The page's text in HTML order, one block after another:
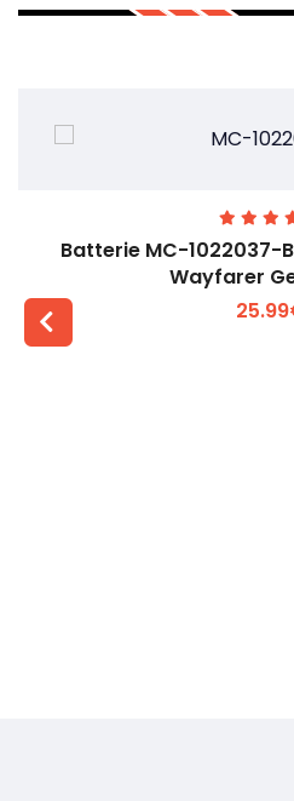
Batterie MC-1022037-
Wayfarer